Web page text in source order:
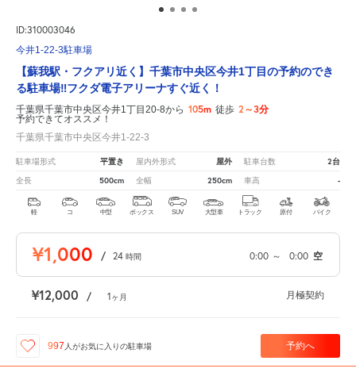
ID:310003046
今井1-22-3駐車場
【蘇我駅・フクアリ近く】千葉市中央区今井1丁目の予約のでき
る駐車場‼フクダ電子アリーナすぐ近く！
千葉県千葉市中央区今井1丁目20-8から 105m 徒歩 2～3分
予約できてオススメ！
千葉県千葉市中央区今井1-22-3
駐車場形式 平置き 屋内外形式 屋外 駐車台数 2台
全長 500cm 全幅 250cm 車高 -
軽 コ 中型 ボックス SUV 大型車 トラック 原付 バイク
¥1,000 / 24 時間 0:00 ～ 0:00 空
¥12,000 / 1ヶ月 月極契約
997 人がお気に入りの駐車場 予約へ